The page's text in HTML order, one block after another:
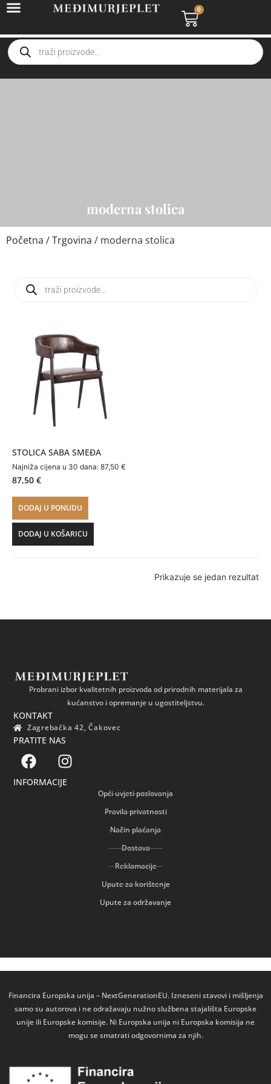
0
moderna stolica
Početna /Trgovina / moderna stolica
STOLICA SABA SMEĐA
Najniža cijena u 30 dana: 87,50 €
87,50 €
DODAJ U PONUDU
DODAJ U KOŠARICU
Prikazuje se jedan rezultat
Probrani izbor kvalitetnih proizvoda od prirodnih materijala za
kućanstvo i opremanje u ugostiteljstvu.
KONTAKT
Zagrebačka 42, Čakovec
PRATITE NAS
INFORMACIJE
Opći uvjeti poslovanja
Pravila privatnosti
Način plaćanja
Dostava
Reklamacije
Upute za korištenje
Upute za održavanje
Financira Europska unija – NextGenerationEU. Izneseni stavovi i mišljenja
samo su autorova i ne odražavaju nužno službena stajališta Europske
unije ili Europske komisije. Ni Europska unija ni Europska komisija ne
mogu se smatrati odgovornima za njih.